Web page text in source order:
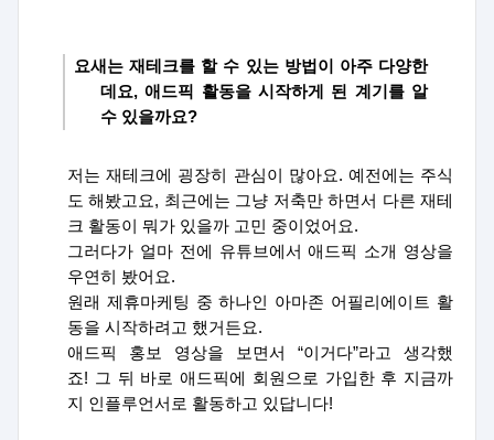
요새는 재테크를 할 수 있는 방법이 아주 다양한
데요,애드픽 활동을 시작하게 된 계기를 알
수 있을까요?
저는 재테크에 굉장히 관심이 많아요. 예전에는 주식
도 해봤고요, 최근에는 그냥 저축만 하면서 다른 재테
크 활동이 뭐가 있을까 고민 중이었어요.
그러다가 얼마 전에 유튜브에서 애드픽 소개 영상을
우연히 봤어요.
원래 제휴마케팅 중 하나인 아마존 어필리에이트 활
동을 시작하려고 했거든요.
애드픽 홍보 영상을 보면서 “이거다”라고 생각했
죠! 그 뒤 바로 애드픽에 회원으로 가입한 후 지금까
지 인플루언서로 활동하고 있답니다!